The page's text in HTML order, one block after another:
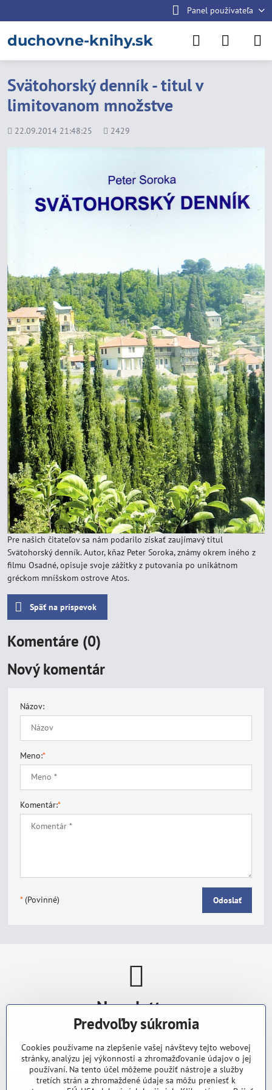
Panel používateľa
duchovne-knihy.sk
Svätohorský denník - titul v
limitovanom množstve
Pridané
22.09.2014 21:48:25
Počet
2429
Pre našich čitateľov sa nám podarilo získať zaujímavý titul
Svätohorský denník. Autor, kňaz Peter Soroka, známy okrem iného z
filmu Osadné, opisuje svoje zážitky z putovania po unikátnom
gréckom mníšskom ostrove Atos.
Späť na príspevok
Komentáre (0)
Nový komentár
Názov:
Meno:*
Komentár:*
*(Povinné) Odoslať
Newsletter
Odoberať naše novinky:
Odoberať
Predvoľby súkromia
Cookies používame na zlepšenie vašej návštevy tejto webovej
stránky, analýzu jej výkonnosti a zhromažďovanie údajov o jej
používaní. Na tento účel môžeme použiť nástroje a služby
tretích strán a zhromaždené údaje sa môžu preniesť k